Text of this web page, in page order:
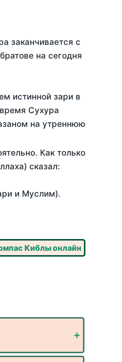
заканчивается с
на сегодня
истинной зари в
Сухура
на утреннюю
Как только
сказал:
и Муслим).
Киблы онлайн